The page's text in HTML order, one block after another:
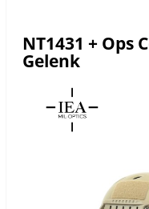
NT1431 + Ops
Gelenk